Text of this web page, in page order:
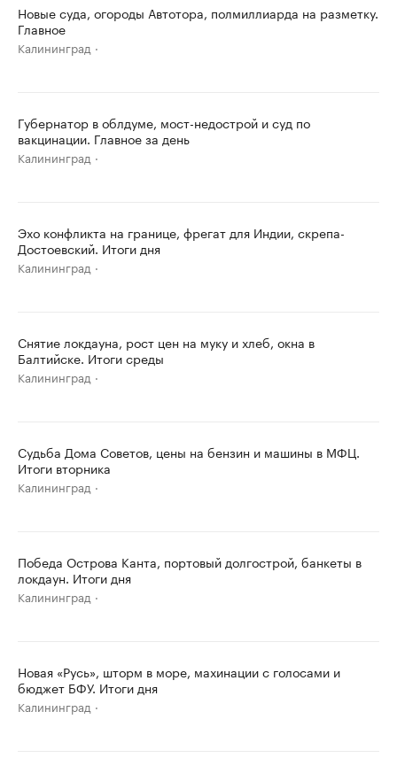
Новые суда, огороды Автотора, полмиллиарда на разметку.
Главное
Калининград
Губернатор в облдуме, мост-недострой и суд по
вакцинации. Главное за день
Калининград
Эхо конфликта на границе, фрегат для Индии, скрепа-
Достоевский. Итоги дня
Калининград
Снятие локдауна, рост цен на муку и хлеб, окна в
Балтийске. Итоги среды
Калининград
Судьба Дома Советов, цены на бензин и машины в МФЦ.
Итоги вторника
Калининград
Победа Острова Канта, портовый долгострой, банкеты в
локдаун. Итоги дня
Калининград
Новая «Русь», шторм в море, махинации с голосами и
бюджет БФУ. Итоги дня
Калининград